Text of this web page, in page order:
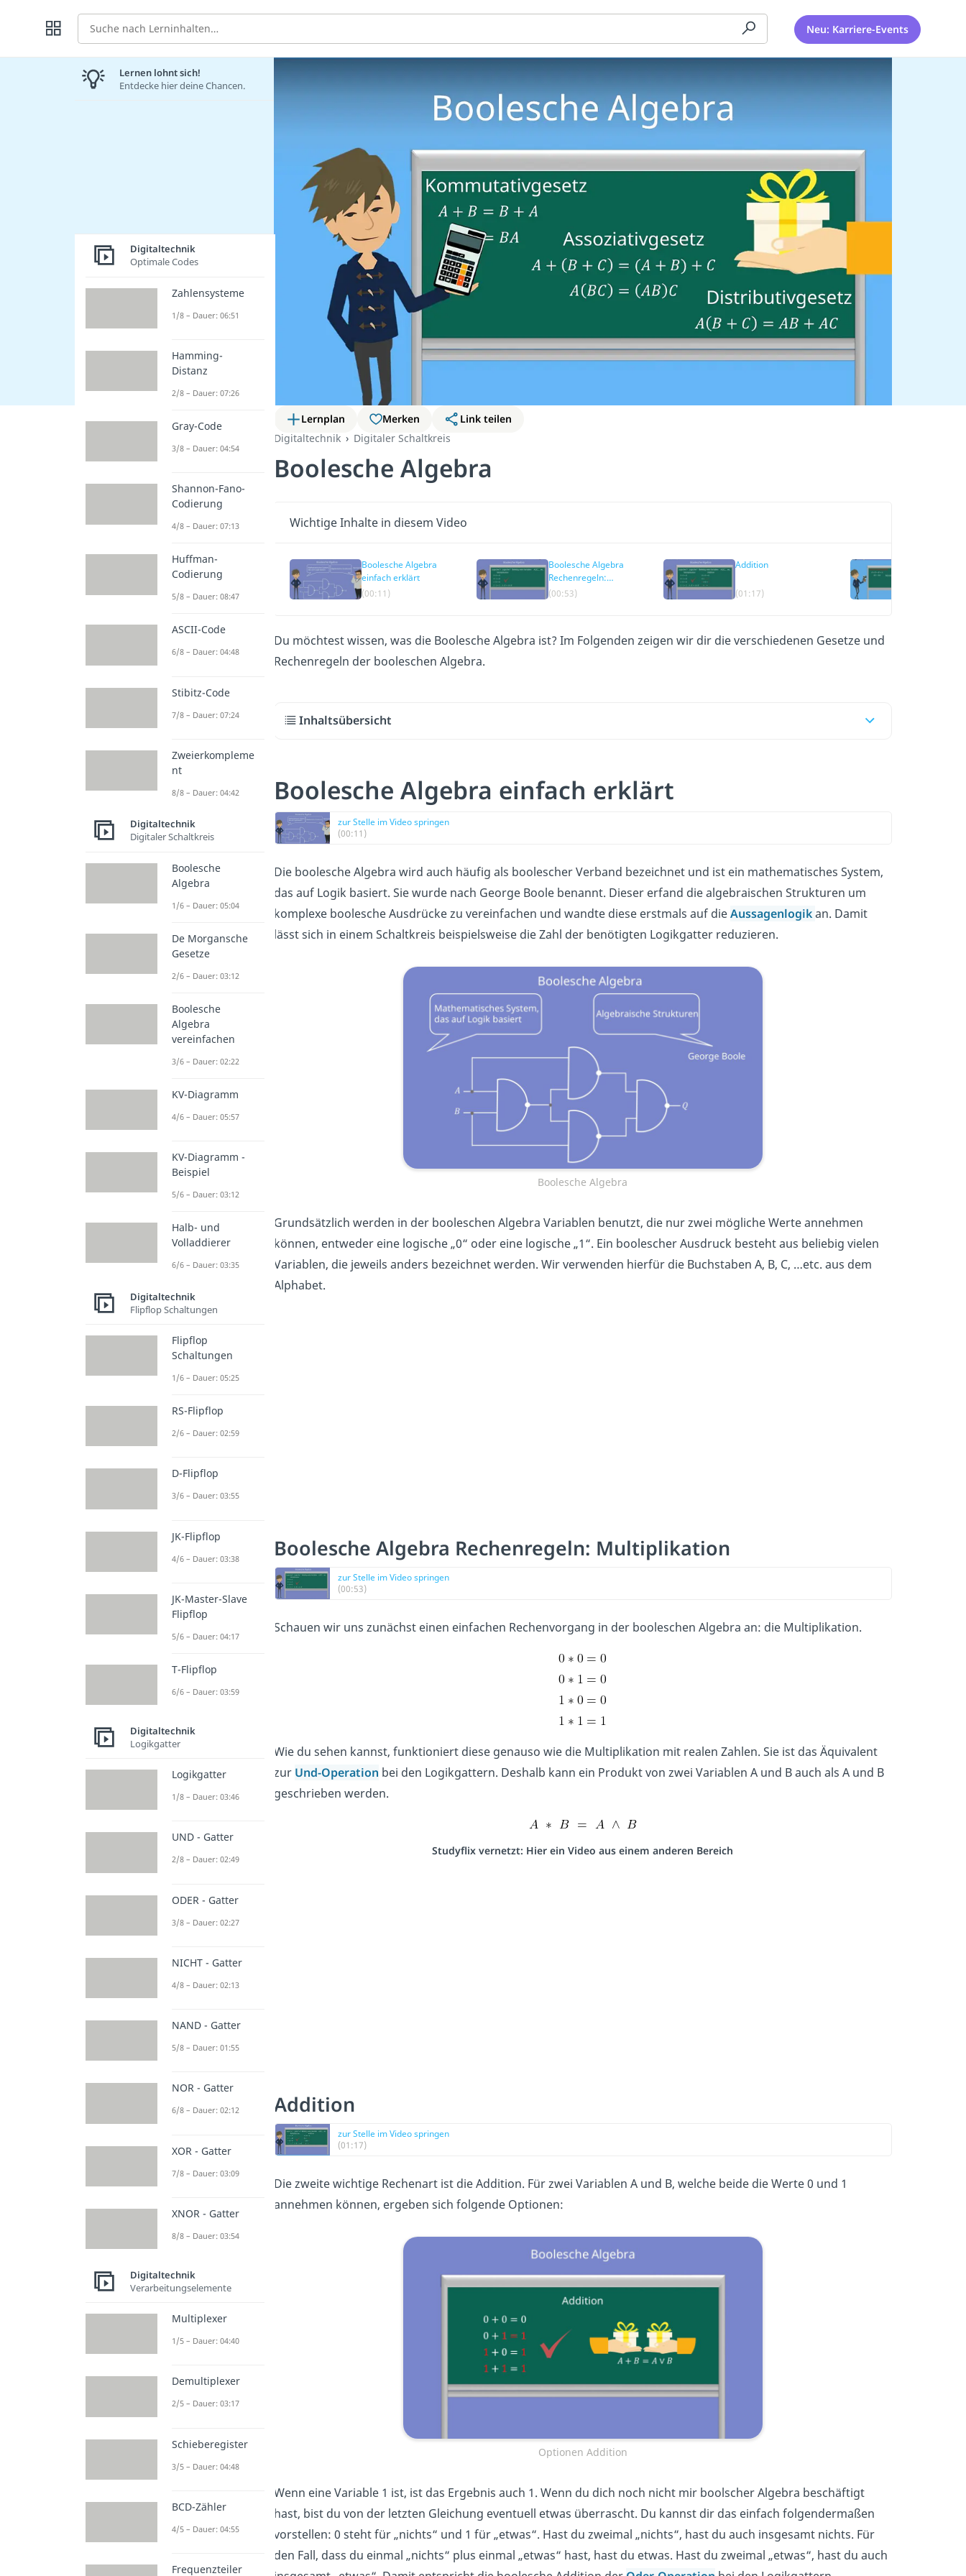
Suche Neu: Karriere-Events
Lernplan Merken
Link teilen
Digitaltechnik
Digitaler Schaltkreis
Boolesche Algebra
Wichtige Inhalte in diesem Video
Boolesche Algebra
einfach erklärt
(00:11)
Boolesche Algebra
Rechenregeln:
Multiplikation
(00:53)
Addition
(01:17)
Du möchtest wissen, was die Boolesche Algebra ist? Im Folgenden zeigen wir dir die verschiedenen Gesetze und
Rechenregeln der booleschen Algebra.
Inhaltsübersicht
Boolesche Algebra einfach erklärt
zur Stelle im Video springen
(00:11)
Die boolesche Algebra wird auch häufig als boolescher Verband bezeichnet und ist ein mathematisches System,
das auf Logik basiert. Sie wurde nach George Boole benannt. Dieser erfand die algebraischen Strukturen um
komplexe boolesche Ausdrücke zu vereinfachen und wandte diese erstmals auf dieAussagenlogikan. Damit
lässt sich in einem Schaltkreis beispielsweise die Zahl der benötigten Logikgatter reduzieren.
Boolesche Algebra
Grundsätzlich werden in der booleschen Algebra Variablen benutzt, die nur zwei mögliche Werte annehmen
können, entweder eine logische „0“ oder eine logische „1“. Ein boolescher Ausdruck besteht aus beliebig vielen
Variablen, die jeweils anders bezeichnet werden. Wir verwenden hierfür die Buchstaben A, B, C, …etc. aus dem
Alphabet.
Boolesche Algebra Rechenregeln: Multiplikation
zur Stelle im Video springen
(00:53)
Schauen wir uns zunächst einen einfachen Rechenvorgang in der booleschen Algebra an: die Multiplikation.
Wie du sehen kannst, funktioniert diese genauso wie die Multiplikation mit realen Zahlen. Sie ist das Äquivalent
zur Und-Operation bei den Logikgattern. Deshalb kann ein Produkt von zwei Variablen A und B auch als A und B
geschrieben werden.
Studyflix vernetzt: Hier ein Video aus einem anderen Bereich
Addition
zur Stelle im Video springen
(01:17)
Die zweite wichtige Rechenart ist die Addition. Für zwei Variablen A und B, welche beide die Werte 0 und 1
annehmen können, ergeben sich folgende Optionen:
Optionen Addition
Wenn eine Variable 1 ist, ist das Ergebnis auch 1. Wenn du dich noch nicht mir boolscher Algebra beschäftigt
hast, bist du von der letzten Gleichung eventuell etwas überrascht. Du kannst dir das einfach folgendermaßen
vorstellen: 0 steht für „nichts“ und 1 für „etwas“. Hast du zweimal „nichts“, hast du auch insgesamt nichts. Für
den Fall, dass du einmal „nichts“ plus einmal „etwas“ hast, hast du etwas. Hast du zweimal „etwas“, hast du auch
Lernen lohnt sich!
Entdecke hier deine Chancen.
Digitaltechnik
Optimale Codes
Zahlensysteme
1/8 – Dauer: 06:51
Hamming-
Distanz
2/8 – Dauer: 07:26
Gray-Code
3/8 – Dauer: 04:54
Shannon-Fano-
Codierung
4/8 – Dauer: 07:13
Huffman-
Codierung
5/8 – Dauer: 08:47
ASCII-Code
6/8 – Dauer: 04:48
Stibitz-Code
7/8 – Dauer: 07:24
Zweierkompleme
nt
8/8 – Dauer: 04:42
Digitaltechnik
Digitaler Schaltkreis
Boolesche
Algebra
1/6 – Dauer: 05:04
De Morgansche
Gesetze
2/6 – Dauer: 03:12
Boolesche
Algebra
vereinfachen
3/6 – Dauer: 02:22
KV-Diagramm
4/6 – Dauer: 05:57
KV-Diagramm -
Beispiel
5/6 – Dauer: 03:12
Halb- und
Volladdierer
6/6 – Dauer: 03:35
Digitaltechnik
Flipflop Schaltungen
Flipflop
Schaltungen
1/6 – Dauer: 05:25
RS-Flipflop
2/6 – Dauer: 02:59
D-Flipflop
3/6 – Dauer: 03:55
JK-Flipflop
4/6 – Dauer: 03:38
JK-Master-Slave
Flipflop
5/6 – Dauer: 04:17
T-Flipflop
6/6 – Dauer: 03:59
Digitaltechnik
Logikgatter
Logikgatter
1/8 – Dauer: 03:46
UND - Gatter
2/8 – Dauer: 02:49
ODER - Gatter
3/8 – Dauer: 02:27
NICHT - Gatter
4/8 – Dauer: 02:13
NAND - Gatter
5/8 – Dauer: 01:55
NOR - Gatter
6/8 – Dauer: 02:12
XOR - Gatter
7/8 – Dauer: 03:09
XNOR - Gatter
8/8 – Dauer: 03:54
Digitaltechnik
Verarbeitungselemente
Multiplexer
1/5 – Dauer: 04:40
Demultiplexer
2/5 – Dauer: 03:17
Schieberegister
3/5 – Dauer: 04:48
BCD-Zähler
4/5 – Dauer: 04:55
Frequenzteiler